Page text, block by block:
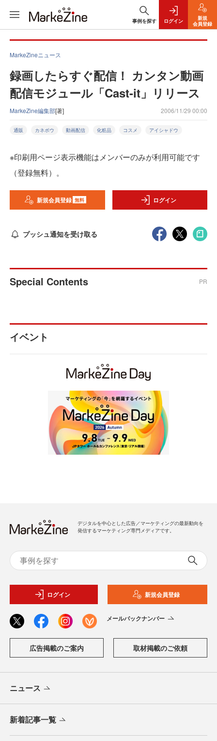
事例を探す ログイン
新規
会員登録
MarkeZineニュース
録画したらすぐ配信！ カンタン動画
配信モジュール「Cast-it」リリース
MarkeZine編集部[著] 2006/11/29 00:00
通販 カネボウ 動画配信 化粧品 コスメ アイシャドウ
※印刷用ページ表示機能はメンバーのみが利用可能です
（登録無料）。
新規会員登録 無料 ログイン
プッシュ通知を受け取る
Special Contents PR
イベント
デジタルを中心とした広告／マーケティングの最新動向を
発信するマーケティング専門メディアです。
ログイン 新規会員登録
メールバックナンバー
広告掲載のご案内 取材掲載のご依頼
ニュース
新着記事一覧